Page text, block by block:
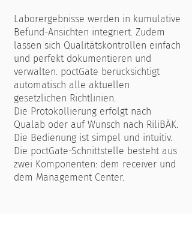
Laborergebnisse werden in kumulative
Befund-Ansich­ten integriert. Zudem
lassen sich Qualitäts­kontrollen einfach
und perfekt dokumentieren und
verwal­ten. poctGate berücksichtigt
automatisch alle aktuellen
gesetzlichen Richtlinien.
Die Protokollierung erfolgt nach
Qualab oder auf Wunsch nach RiliBÄK.
Die Bedienung ist sim­pel und intuitiv.
Die poctGate-Schnittstelle be­steht aus
zwei Komponenten: dem receiver und
dem Management Center.